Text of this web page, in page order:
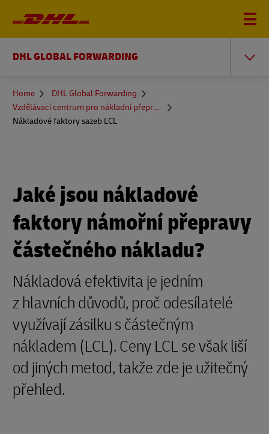
DHL GLOBAL FORWARDING
You
here
Home
DHL Global Forwarding
Vzdělávací centrum pro nákladní přepravu
Nákladové faktory sazeb LCL
Jaké jsou nákladové
faktory námořní přepravy
částečného nákladu?
Nákladová efektivita je jedním
z hlavních důvodů, proč odesílatelé
využívají zásilku s částečným
nákladem (LCL). Ceny LCL se však liší
od jiných metod, takže zde je užitečný
přehled.